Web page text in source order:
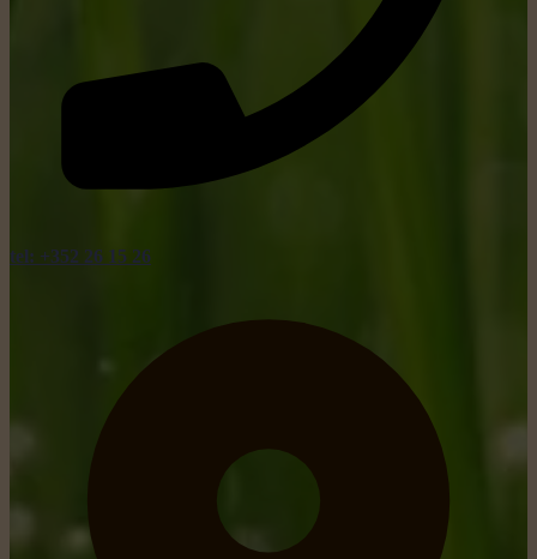
tel: +352 26 15 26